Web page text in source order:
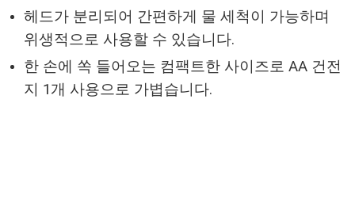
헤드가 분리되어 간편하게 물 세척이 가능하며
위생적으로 사용할 수 있습니다.
한 손에 쏙 들어오는 컴팩트한 사이즈로 AA 건전
지 1개 사용으로 가볍습니다.